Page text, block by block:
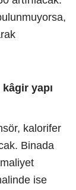
yapı
kalorifer
Binada
ise